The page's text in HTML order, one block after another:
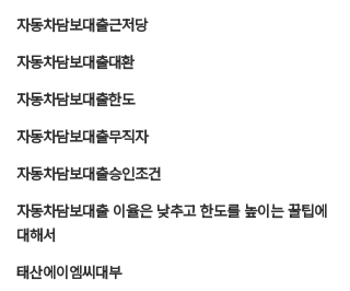
자동차담보대출근저당
자동차담보대출대환
자동차담보대출한도
자동차담보대출무직자
자동차담보대출승인조건
자동차담보대출 이율은 낮추고 한도를 높이는 꿀팁에
대해서
태산에이엠씨대부